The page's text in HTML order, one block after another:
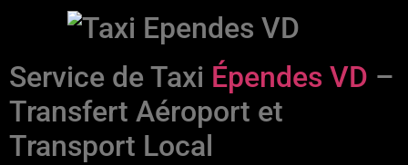
Service de Taxi Épendes VD –
Transfert Aéroport et
Transport Local